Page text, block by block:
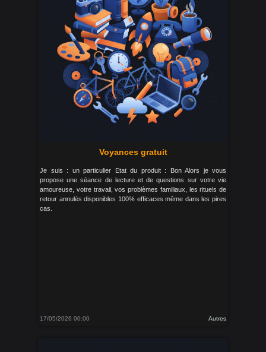
Voyances gratuit
Je suis : un particulier Etat du produit : Bon Alors je vous
propose une séance de lecture et de questions sur votre vie
amoureuse, votre travail, vos problèmes familiaux, les rituels de
retour annulés disponibles 100% efficaces même dans les pires
cas.
17/05/2026 00:00 Autres